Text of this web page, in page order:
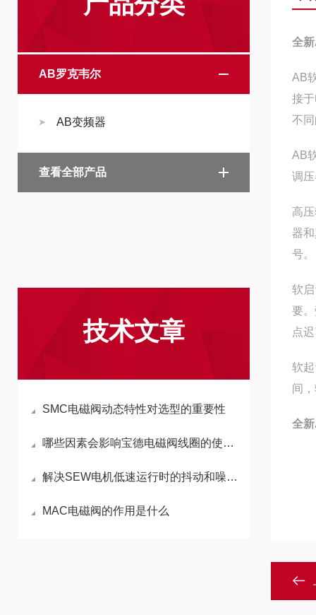
AB罗克韦尔
AB变频器
查看全部产品
技术文章
SMC电磁阀动态特性对选型的重要性
哪些因素会影响宝德电磁阀线圈的使用效果
解决SEW电机低速运行时的抖动和噪音现象
MAC电磁阀的作用是什么
全
AB
接
不
AB
调
高
器
号。
软
要
点
软
间
全